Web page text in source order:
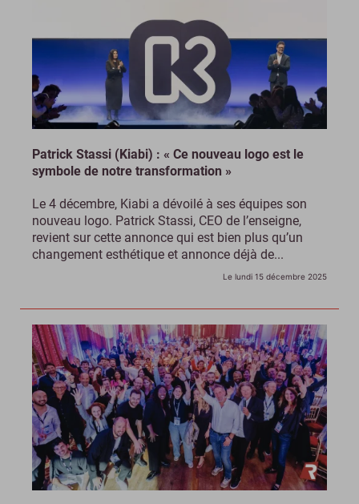
Patrick Stassi (Kiabi) : « Ce nouveau logo est le
symbole de notre transformation »
Le 4 décembre, Kiabi a dévoilé à ses équipes son
nouveau logo. Patrick Stassi, CEO de l’enseigne,
revient sur cette annonce qui est bien plus qu’un
changement esthétique et annonce déjà de...
Le lundi 15 décembre 2025